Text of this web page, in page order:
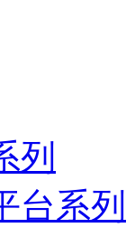
列
台系列